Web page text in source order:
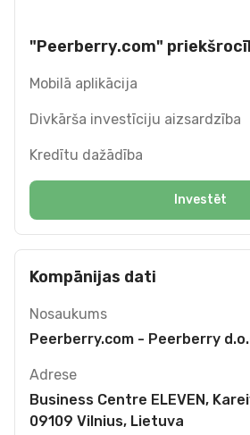
"Peerberry.com"
Mobilā aplikācija
Divkārša investīciju aizsardzība
Kredītu dažādība
Investēt
Kompānijas dati
Nosaukums
Peerberry.com - Peerberry
Adrese
Business Centre ELEVEN,
09109 Vilnius, Lietuva